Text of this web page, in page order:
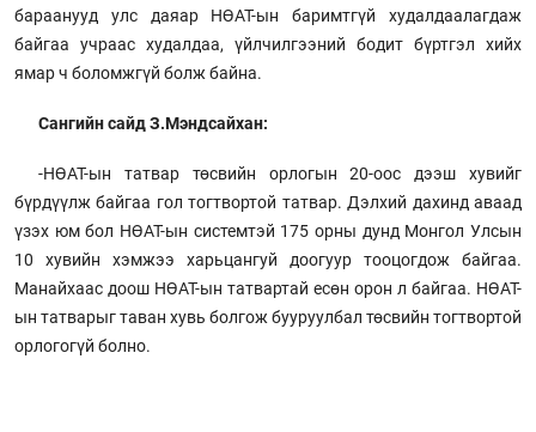
бараанууд улс даяар НӨАТ-ын баримтгүй худалдаалагдаж
байгаа учраас худалдаа, үйлчилгээний бодит бүртгэл хийх
ямар ч боломжгүй болж байна.
Сангийн сайд З.Мэндсайхан:
-НӨАТ-ын татвар төсвийн орлогын 20-оос дээш хувийг
бүрдүүлж байгаа гол тогтвортой татвар. Дэлхий дахинд аваад
үзэх юм бол НӨАТ-ын системтэй 175 орны дунд Монгол Улсын
10 хувийн хэмжээ харьцангуй доогуур тооцогдож байгаа.
Манайхаас доош НӨАТ-ын татвартай есөн орон л байгаа. НӨАТ-
ын татварыг таван хувь болгож бууруулбал төсвийн тогтвортой
орлогогүй болно.